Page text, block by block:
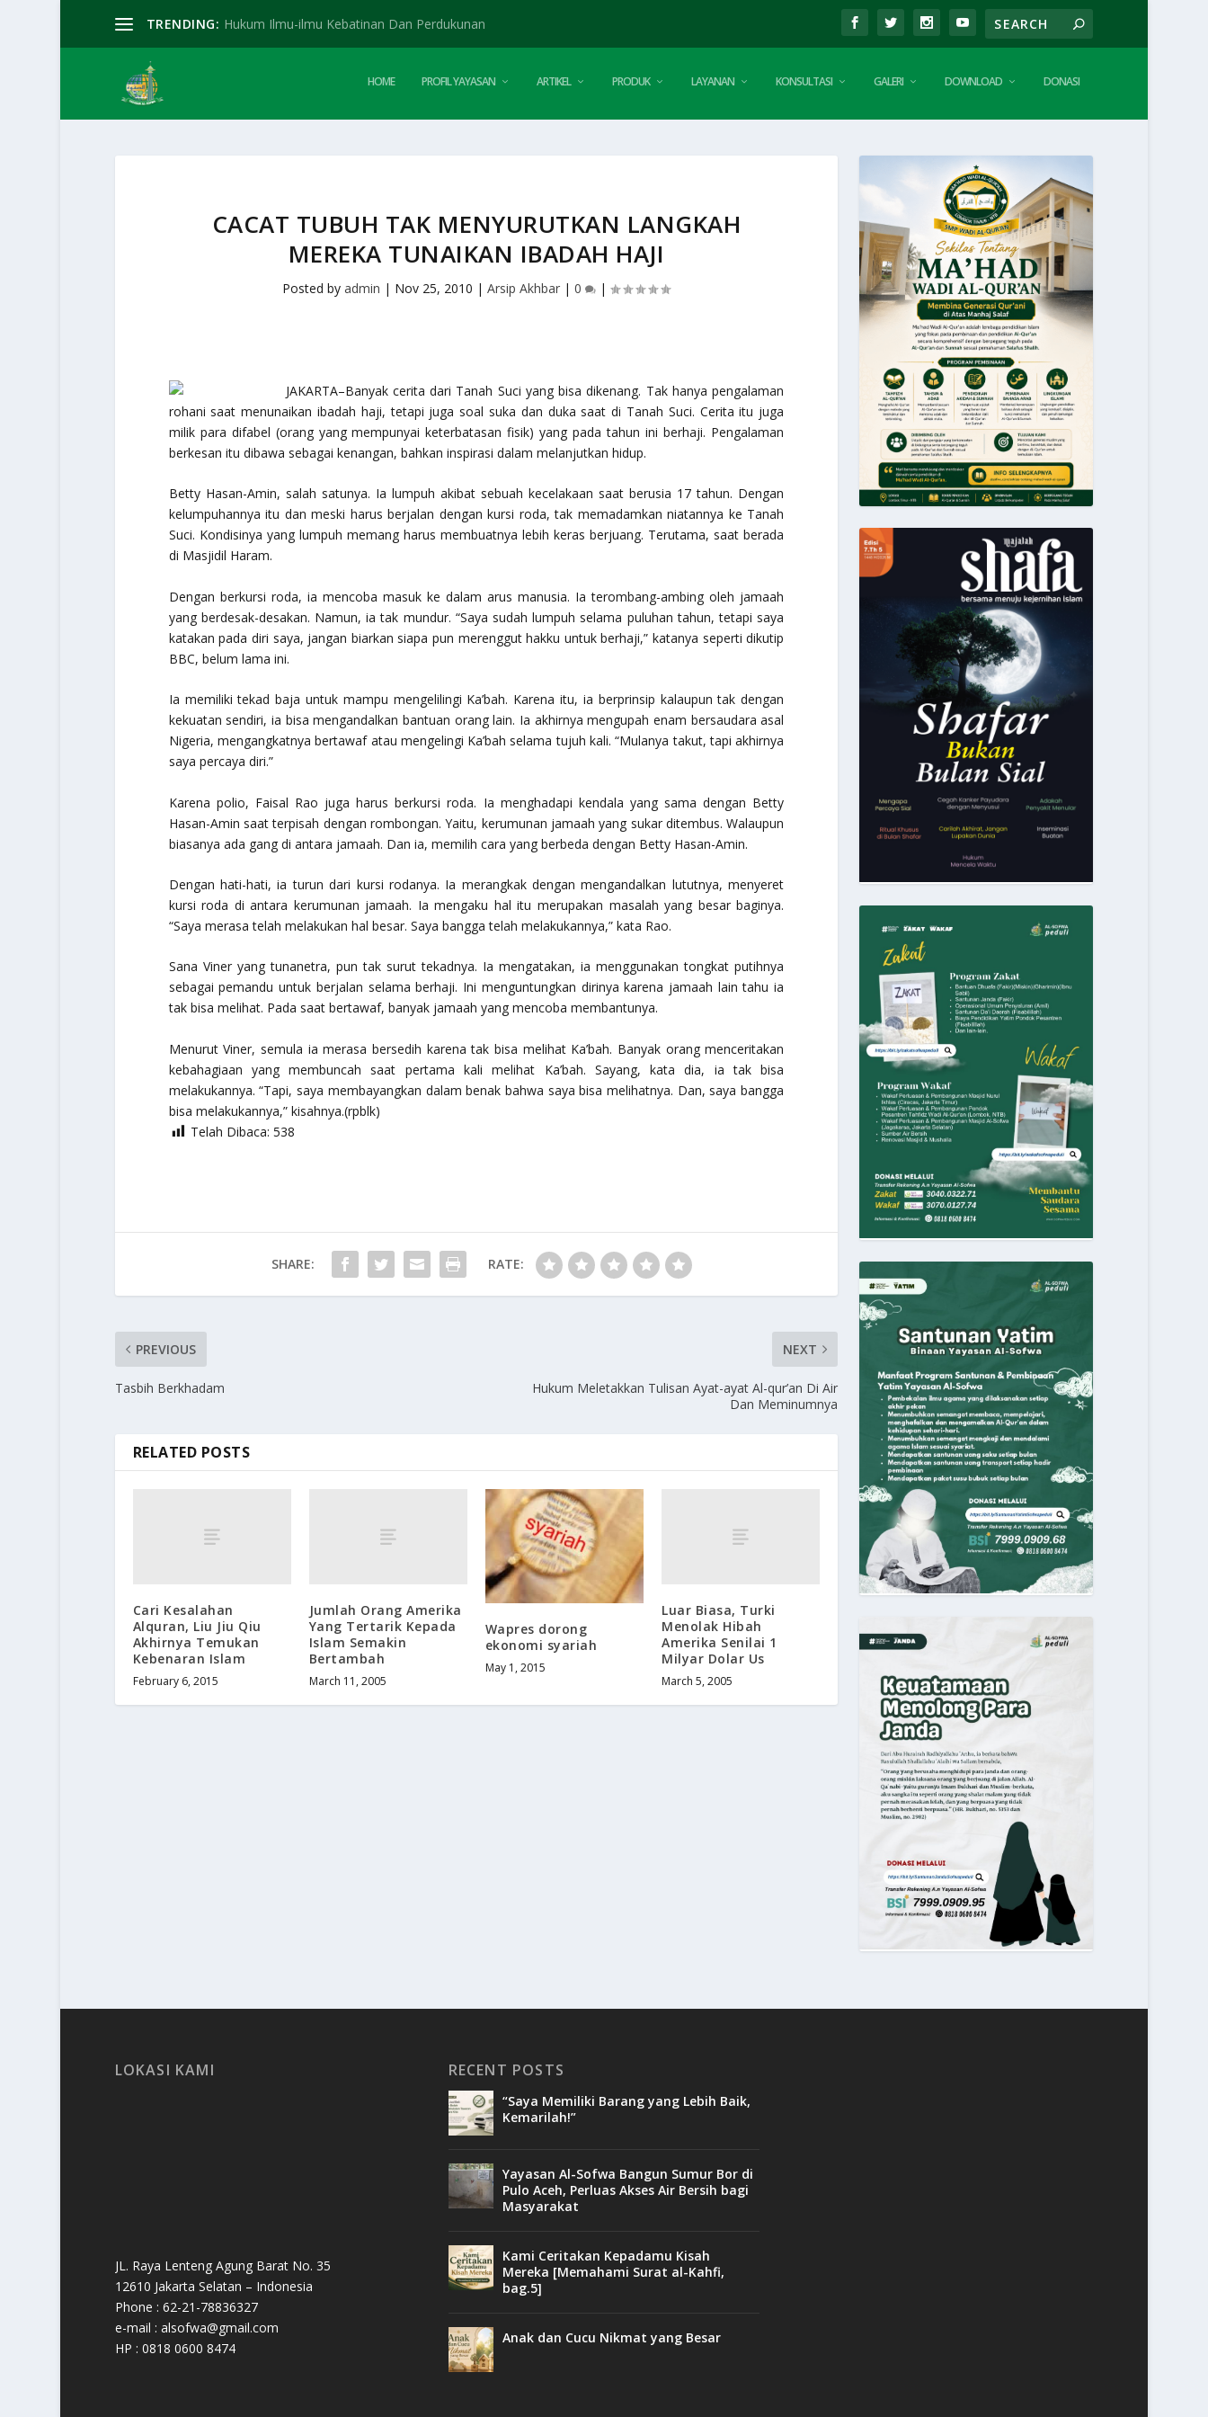
TRENDING: Hukum Ilmu-ilmu Kebatinan Dan Perdukunan
HOME PROFIL YAYASAN ARTIKEL PRODUK LAYANAN KONSULTASI GALERI DOWNLOAD DONASI
CACAT TUBUH TAK MENYURUTKAN LANGKAH
MEREKA TUNAIKAN IBADAH HAJI
Posted byadmin | Nov 25, 2010 |Arsip Akhbar |0 |
JAKARTA–Banyak cerita dari Tanah Suci yang bisa dikenang. Tak hanya pengalaman
rohani saat menunaikan ibadah haji, tetapi juga soal suka dan duka saat di Tanah Suci. Cerita itu juga
milik para difabel (orang yang mempunyai keterbatasan fisik) yang pada tahun ini berhaji. Pengalaman
berkesan itu dibawa sebagai kenangan, bahkan inspirasi dalam melanjutkan hidup.
Betty Hasan-Amin, salah satunya. Ia lumpuh akibat sebuah kecelakaan saat berusia 17 tahun. Dengan
kelumpuhannya itu dan meski harus berjalan dengan kursi roda, tak memadamkan niatannya ke Tanah
Suci. Kondisinya yang lumpuh memang harus membuatnya lebih keras berjuang. Terutama, saat berada
di Masjidil Haram.
Dengan berkursi roda, ia mencoba masuk ke dalam arus manusia. Ia terombang-ambing oleh jamaah
yang berdesak-desakan. Namun, ia tak mundur. “Saya sudah lumpuh selama puluhan tahun, tetapi saya
katakan pada diri saya, jangan biarkan siapa pun merenggut hakku untuk berhaji,” katanya seperti dikutip
BBC, belum lama ini.
Ia memiliki tekad baja untuk mampu mengelilingi Ka’bah. Karena itu, ia berprinsip kalaupun tak dengan
kekuatan sendiri, ia bisa mengandalkan bantuan orang lain. Ia akhirnya mengupah enam bersaudara asal
Nigeria, mengangkatnya bertawaf atau mengelingi Ka’bah selama tujuh kali. “Mulanya takut, tapi akhirnya
saya percaya diri.”
Karena polio, Faisal Rao juga harus berkursi roda. Ia menghadapi kendala yang sama dengan Betty
Hasan-Amin saat terpisah dengan rombongan. Yaitu, kerumunan jamaah yang sukar ditembus. Walaupun
biasanya ada gang di antara jamaah. Dan ia, memilih cara yang berbeda dengan Betty Hasan-Amin.
Dengan hati-hati, ia turun dari kursi rodanya. Ia merangkak dengan mengandalkan lututnya, menyeret
kursi roda di antara kerumunan jamaah. Ia mengaku hal itu merupakan masalah yang besar baginya.
“Saya merasa telah melakukan hal besar. Saya bangga telah melakukannya,” kata Rao.
Sana Viner yang tunanetra, pun tak surut tekadnya. Ia mengatakan, ia menggunakan tongkat putihnya
sebagai pemandu untuk berjalan selama berhaji. Ini menguntungkan dirinya karena jamaah lain tahu ia
tak bisa melihat. Pada saat bertawaf, banyak jamaah yang mencoba membantunya.
Menurut Viner, semula ia merasa bersedih karena tak bisa melihat Ka’bah. Banyak orang menceritakan
kebahagiaan yang membuncah saat pertama kali melihat Ka’bah. Sayang, kata dia, ia tak bisa
melakukannya. “Tapi, saya membayangkan dalam benak bahwa saya bisa melihatnya. Dan, saya bangga
bisa melakukannya,” kisahnya.(rpblk)
Telah Dibaca: 538
SHARE: RATE:
PREVIOUS
Tasbih Berkhadam
NEXT
Hukum Meletakkan Tulisan Ayat-ayat Al-qur’an Di Air
Dan Meminumnya
RELATED POSTS
Cari Kesalahan
Alquran, Liu Jiu Qiu
Akhirnya Temukan
Kebenaran Islam
February 6, 2015
Jumlah Orang Amerika
Yang Tertarik Kepada
Islam Semakin
Bertambah
March 11, 2005
Wapres dorong
ekonomi syariah
May 1, 2015
Luar Biasa, Turki
Menolak Hibah
Amerika Senilai 1
Milyar Dolar Us
March 5, 2005
LOKASI KAMI
JL. Raya Lenteng Agung Barat No. 35
12610 Jakarta Selatan – Indonesia
Phone : 62-21-78836327
e-mail : alsofwa@gmail.com
HP : 0818 0600 8474
RECENT POSTS
“Saya Memiliki Barang yang Lebih Baik,
Kemarilah!”
Yayasan Al-Sofwa Bangun Sumur Bor di
Pulo Aceh, Perluas Akses Air Bersih bagi
Masyarakat
Kami Ceritakan Kepadamu Kisah
Mereka [Memahami Surat al-Kahfi,
bag.5]
Anak dan Cucu Nikmat yang Besar